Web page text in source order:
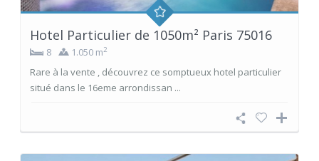
Hotel Particulier de 1050m² Paris 75016
8 1.050 m2
Rare à la vente , découvrez ce somptueux hotel particulier
situé dans le 16eme arrondissan ...